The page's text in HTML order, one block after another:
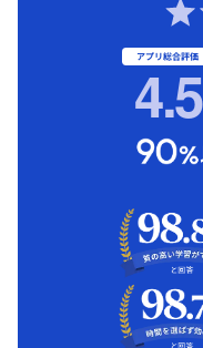
アプリ総合評価
4.5